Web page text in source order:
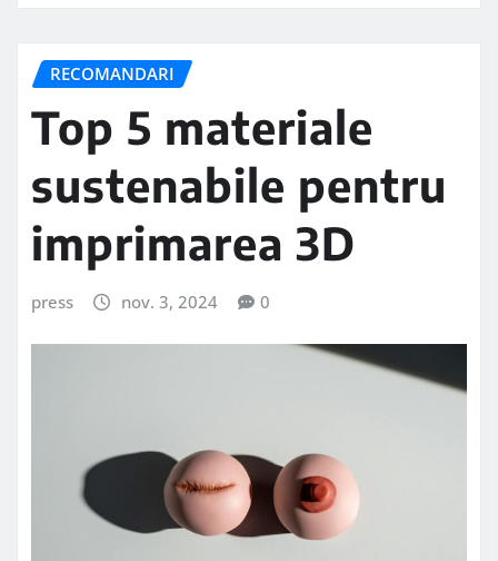
RECOMANDARI
Top 5 materiale
sustenabile pentru
imprimarea 3D
press nov. 3, 2024 0